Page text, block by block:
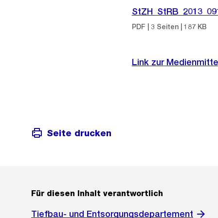
PDF | 3 Seiten | 187 KB
Link zur
Seite drucken
Für diesen Inhalt verantwortlich
Tiefbau- und Entsorgungsdepartement